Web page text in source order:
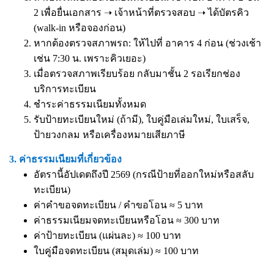
2 เพื่อยื่นเอกสาร ➝ เจ้าหน้าที่ตรวจสอบ ➝ ได้บัตรคิว
(walk-in หรือจองก่อน)
หากต้องตรวจสภาพรถ: ให้ไปที่ อาคาร 4 ก่อน (ช่วงเช้า
เช่น 7:30 น. เพราะคิวเยอะ)
เมื่อตรวจสภาพเรียบร้อย กลับมาชั้น 2 รอเรียกช่อง
บริการทะเบียน
ชำระค่าธรรมเนียมทั้งหมด
รับป้ายทะเบียนใหม่ (ถ้ามี), ใบคู่มือเล่มใหม่, ใบเสร็จ,
ป้ายวงกลม หรือเครื่องหมายเสียภาษี
3. ค่าธรรมเนียมที่เกี่ยวข้อง
อัตรานี้อัปเดตถึงปี 2569 (กรณีป้ายที่ออกใหม่หรือสลับ
ทะเบียน)
ค่าคำขอจดทะเบียน / คำขอโอน ≈ 5 บาท
ค่าธรรมเนียมจดทะเบียนหรือโอน ≈ 300 บาท
ค่าป้ายทะเบียน (แผ่นละ) ≈ 100 บาท
ใบคู่มือจดทะเบียน (สมุดเล่ม) ≈ 100 บาท